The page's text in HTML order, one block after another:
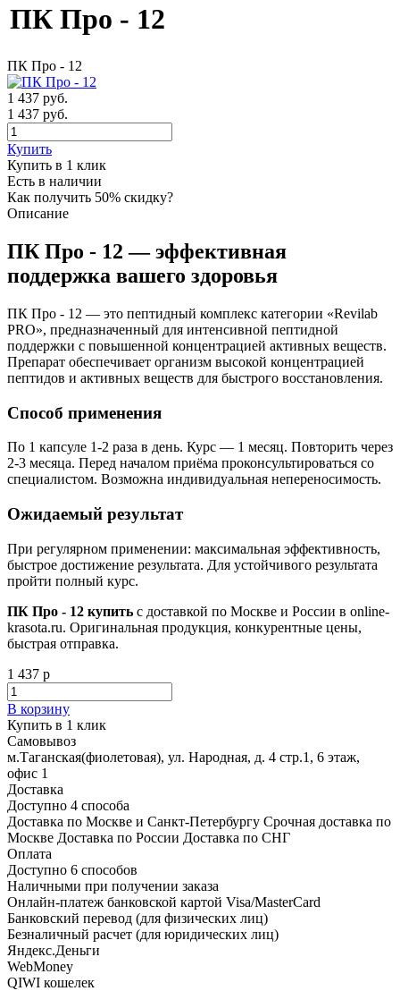
ПК Про - 12
ПК Про - 12
1 437 руб.
1 437 руб.
Купить
Купить в 1 клик
Есть в наличии
Как получить 50% скидку?
Описание
ПК Про - 12 — эффективная
поддержка вашего здоровья
ПК Про - 12 — это пептидный комплекс категории «Revilab
PRO», предназначенный для интенсивной пептидной
поддержки с повышенной концентрацией активных веществ.
Препарат обеспечивает организм высокой концентрацией
пептидов и активных веществ для быстрого восстановления.
Способ применения
По 1 капсуле 1-2 раза в день. Курс — 1 месяц. Повторить через
2-3 месяца. Перед началом приёма проконсультироваться со
специалистом. Возможна индивидуальная непереносимость.
Ожидаемый результат
При регулярном применении: максимальная эффективность,
быстрое достижение результата. Для устойчивого результата
пройти полный курс.
ПК Про - 12 купить с доставкой по Москве и России в online-
krasota.ru. Оригинальная продукция, конкурентные цены,
быстрая отправка.
1 437 р
В корзину
Купить в 1 клик
Самовывоз
м.Таганская(фиолетовая), ул. Народная, д. 4 стр.1, 6 этаж,
офис 1
Доставка
Доступно 4 способа
Доставка по Москве и Санкт-Петербургу Срочная доставка по
Москве Доставка по России Доставка по СНГ
Оплата
Доступно 6 способов
Наличными при получении заказа
Онлайн-платеж банковской картой Visa/MasterCard
Банковский перевод (для физических лиц)
Безналичный расчет (для юридических лиц)
Яндекс.Деньги
WebMoney
QIWI кошелек